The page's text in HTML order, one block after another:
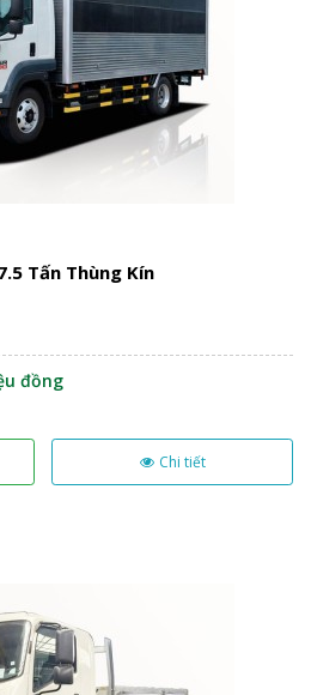
Tấn Thùng Kín
đồng
Chi tiết